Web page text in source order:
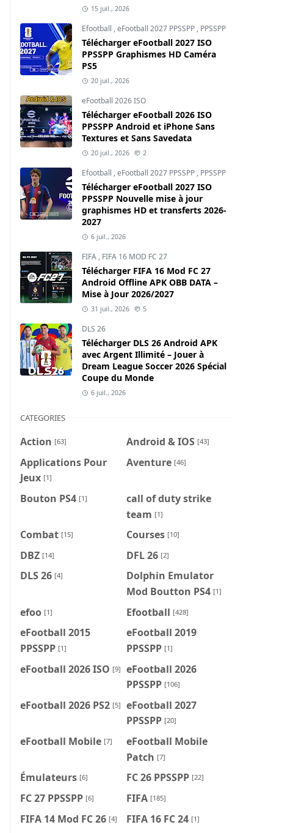
15 juil., 2026
Efootball ,eFootball 2027 PPSSPP , PPSSPP
Télécharger eFootball 2027 ISO
PPSSPP Graphismes HD Caméra
PS5
20 juil., 2026
eFootball 2026 ISO
Télécharger eFootball 2026 ISO
PPSSPP Android et iPhone Sans
Textures et Sans Savedata
20 juil., 2026 2
Efootball ,eFootball 2027 PPSSPP , PPSSPP
Télécharger eFootball 2027 ISO
PPSSPP Nouvelle mise à jour
graphismes HD et transferts 2026-
2027
6 juil., 2026
FIFA , FIFA 16 MOD FC 27
Télécharger FIFA 16 Mod FC 27
Android Offline APK OBB DATA –
Mise à Jour 2026/2027
31 juil., 2026 5
DLS 26
Télécharger DLS 26 Android APK
avec Argent Illimité – Jouer à
Dream League Soccer 2026 Spécial
Coupe du Monde
6 juil., 2026
CATEGORIES
Action [63] Android & IOS [43]
Applications Pour
Jeux [1]
Aventure [46]
Bouton PS4 [1]
call of duty strike
team [1]
Combat [15] Courses [10]
DBZ [14] DFL 26 [2]
DLS 26 [4]
Dolphin Emulator
Mod Boutton PS4 [1]
efoo [1] Efootball [428]
eFootball 2015
PPSSPP [1]
eFootball 2019
PPSSPP [1]
eFootball 2026 ISO [9]
eFootball 2026
PPSSPP [106]
eFootball 2026 PS2 [5]
eFootball 2027
PPSSPP [20]
eFootball Mobile [7]
eFootball Mobile
Patch [7]
Émulateurs [6] FC 26 PPSSPP [22]
FC 27 PPSSPP [6] FIFA [185]
FIFA 14 Mod FC 26 [4] FIFA 16 FC 24 [1]